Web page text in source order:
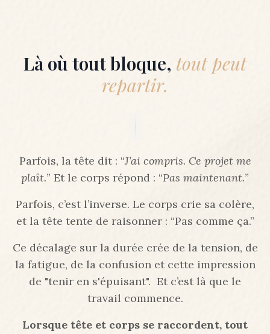
Là où tout bloque, tout peut
repartir.
Parfois, la tête dit : “J’ai compris. Ce projet me
plaît.” Et le corps répond : “Pas maintenant.”
Parfois, c’est l’inverse. Le corps crie sa colère,
et la tête tente de raisonner : “Pas comme ça.”
Ce décalage sur la durée crée de la tension, de
la fatigue, de la confusion et cette impression
de "tenir en s'épuisant". Et c’est là que le
travail commence.
Lorsque tête et corps se raccordent, tout